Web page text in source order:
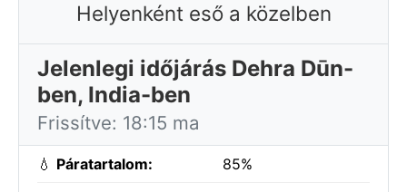
Helyenként eső a közelben
Jelenlegi időjárás Dehra Dūn-
ben, India-ben
Frissítve: 18:15 ma
💧 Páratartalom: 85%